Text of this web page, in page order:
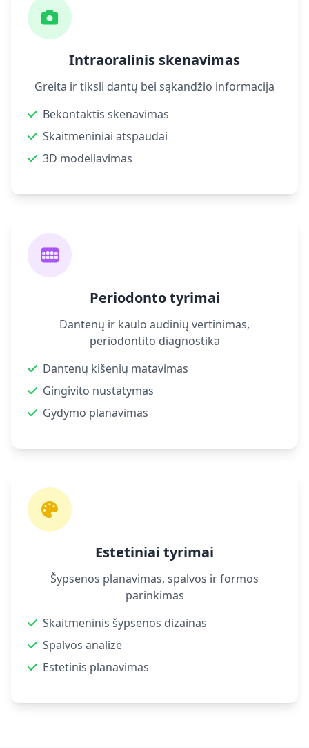
Intraoralinis skenavimas
Greita ir tiksli dantų bei sąkandžio informacija
Bekontaktis skenavimas
Skaitmeniniai atspaudai
3D modeliavimas
Periodonto tyrimai
Dantenų ir kaulo audinių vertinimas,
periodontito diagnostika
Dantenų kišenių matavimas
Gingivito nustatymas
Gydymo planavimas
Estetiniai tyrimai
Šypsenos planavimas, spalvos ir formos
parinkimas
Skaitmeninis šypsenos dizainas
Spalvos analizė
Estetinis planavimas